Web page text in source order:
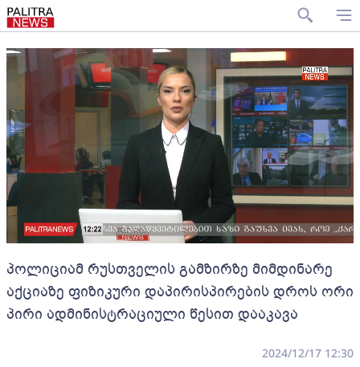
პოლიციამ რუსთველის გამზირზე მიმდინარე
აქციაზე ფიზიკური დაპირისპირების დროს ორი
პირი ადმინისტრაციული წესით დააკავა
2024/12/17 12:30